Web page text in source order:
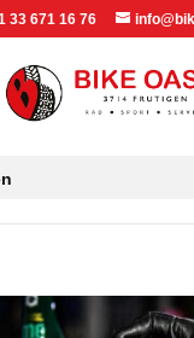
33 671 16 76